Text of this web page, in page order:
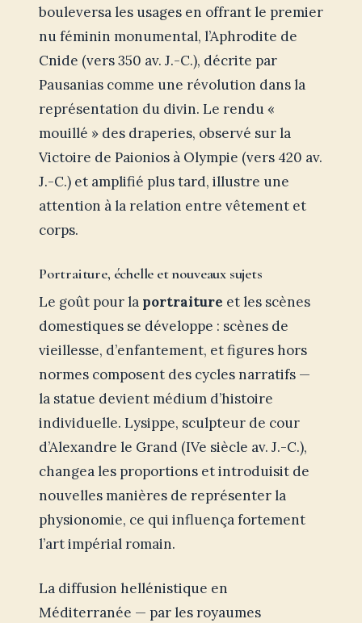
bouleversa les usages en offrant le premier
nu féminin monumental, l’Aphrodite de
Cnide (vers 350 av. J.-C.), décrite par
Pausanias comme une révolution dans la
représentation du divin. Le rendu «
mouillé » des draperies, observé sur la
Victoire de Paionios à Olympie (vers 420 av.
J.-C.) et amplifié plus tard, illustre une
attention à la relation entre vêtement et
corps.
Portraiture, échelle et nouveaux sujets
Le goût pour la portraiture et les scènes
domestiques se développe : scènes de
vieillesse, d’enfantement, et figures hors
normes composent des cycles narratifs —
la statue devient médium d’histoire
individuelle. Lysippe, sculpteur de cour
d’Alexandre le Grand (IVe siècle av. J.-C.),
changea les proportions et introduisit de
nouvelles manières de représenter la
physionomie, ce qui influença fortement
l’art impérial romain.
La diffusion hellénistique en
Méditerranée — par les royaumes